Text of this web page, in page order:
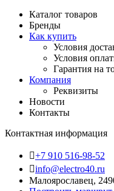
Каталог товаров
Бренды
Как купить
Условия
Условия
Гарантия на
Компания
Реквизиты
Новости
Контакты
Контактная информация
+7 910 516-98-52
info@electro40.ru
Малоярославец,